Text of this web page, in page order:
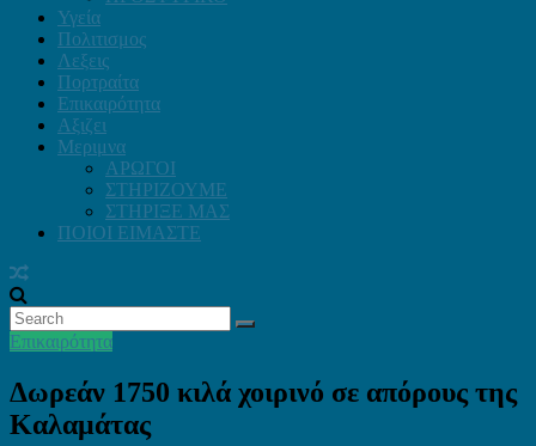
Υγεία
Πολιτισμος
Λεξεις
Πορτραίτα
Επικαιρότητα
Αξιζει
Μεριμνα
ΑΡΩΓΟΙ
ΣΤΗΡΙΖΟΥΜΕ
ΣΤΗΡΙΞΕ ΜΑΣ
ΠΟΙΟΙ ΕΙΜΑΣΤΕ
Επικαιρότητα
Δωρεάν 1750 κιλά χοιρινό σε απόρους της
Καλαμάτας